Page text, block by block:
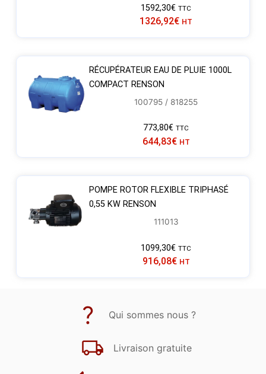
1592,30€ TTC
1326,92€ HT
RÉCUPÉRATEUR EAU DE PLUIE 1000L​
COMPACT RENSON
100795 / 818255
773,80€ TTC
644,83€ HT
POMPE ROTOR FLEXIBLE TRIPHASÉ
0,55 KW RENSON
111013
1099,30€ TTC
916,08€ HT
Qui sommes nous ?
Livraison gratuite